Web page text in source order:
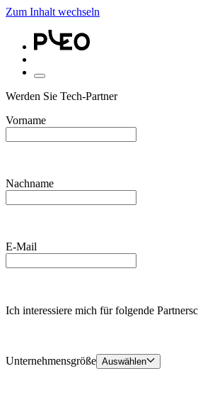
Zum Inhalt wechseln
Werden Sie Tech-Partner
Vorname
Nachname
E-Mail
Ich interessiere mich für folgende
Unternehmensgröße Auswählen